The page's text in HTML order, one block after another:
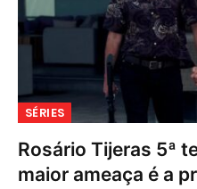
SÉRIES
Rosário Tijeras 5ª
maior ameaça é a